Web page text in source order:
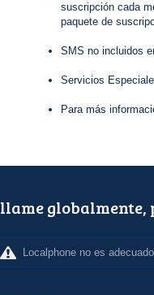
suscripción cada
paquete de
SMS no incluidos
Servicios
Para más
llame globalmente,
Localphone no es